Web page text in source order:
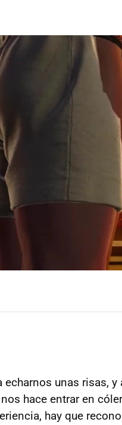
unas risas, y
hace entrar en
hay que